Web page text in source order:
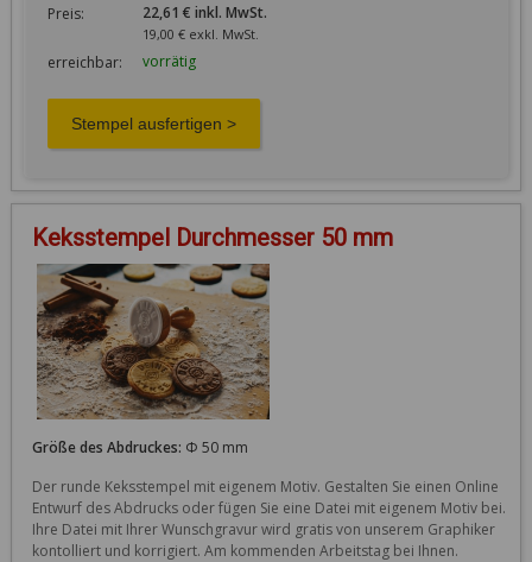
Preis: 22,61 € inkl. MwSt.
19,00 € exkl. MwSt.
erreichbar: vorrätig
Keksstempel Durchmesser 50 mm
Größe des Abdruckes: Φ 50 mm
Der runde Keksstempel mit eigenem Motiv. Gestalten Sie einen Online
Entwurf des Abdrucks oder fügen Sie eine Datei mit eigenem Motiv bei.
Ihre Datei mit Ihrer Wunschgravur wird gratis von unserem Graphiker
kontolliert und korrigiert. Am kommenden Arbeitstag bei Ihnen.